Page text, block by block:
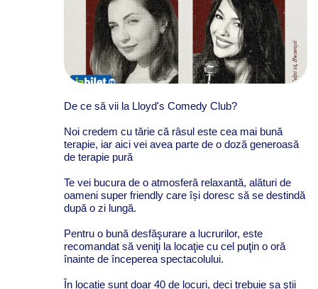
De ce să vii la Lloyd's Comedy Club?
Noi credem cu tărie că râsul este cea mai bună
terapie, iar aici vei avea parte de o doză generoasă
de terapie pură
Te vei bucura de o atmosferă relaxantă, alături de
oameni super friendly care își doresc să se destindă
după o zi lungă.
Pentru o bună desfăşurare a lucrurilor, este
recomandat să veniţi la locaţie cu cel puţin o oră
înainte de începerea spectacolului.
În locație sunt doar 40 de locuri, deci trebuie sa ştii